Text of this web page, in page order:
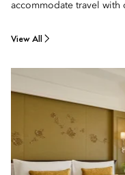
accommodate travel
View All